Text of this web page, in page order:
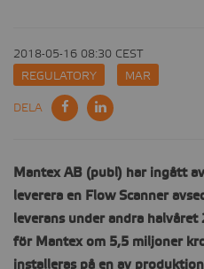
STORIES
EVENTS
ABOUT US
2018-05-16 08:30 CEST
REGULATORY
MAR
DELA
Mantex AB (publ) har ingått
leverera en Flow Scanner
leverans under andra
för Mantex om 5,5 miljoner
installeras på en av